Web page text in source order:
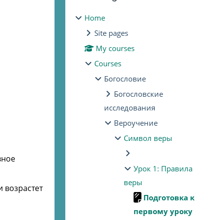
Home
Site pages
My courses
Courses
Богословие
Богословские
исследования
Вероучение
Символ веры
Урок 1: Правила
веры
Подготовка к
первому уроку